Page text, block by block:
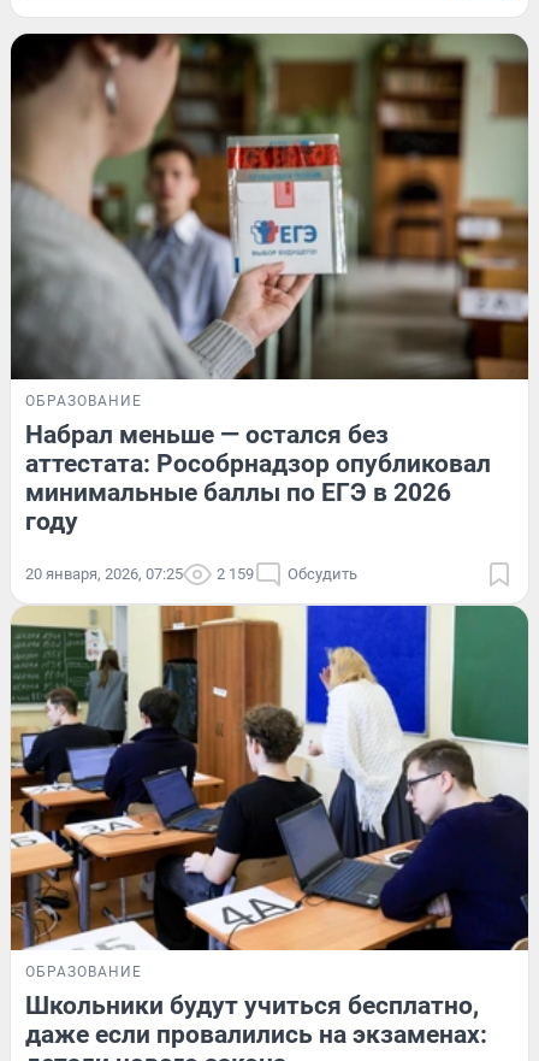
ОБРАЗОВАНИЕ
Набрал меньше — остался без
аттестата: Рособрнадзор опубликовал
минимальные баллы по ЕГЭ в 2026
году
20 января, 2026, 07:25 2 159 Обсудить
ОБРАЗОВАНИЕ
Школьники будут учиться бесплатно,
даже если провалились на экзаменах: